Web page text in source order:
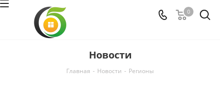
0
Новости
Главная - Новости - Регионы